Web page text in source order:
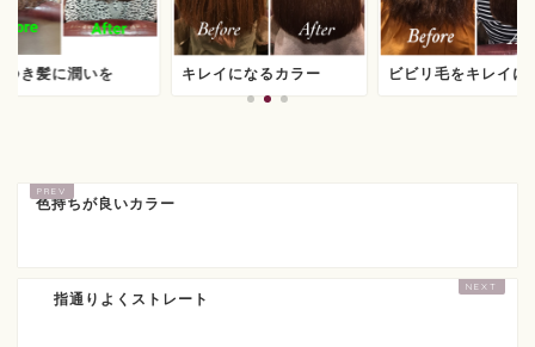
つき髪に潤いを キレイになるカラー ビビリ毛をキレイに
色持ちが良いカラー
指通りよくストレート